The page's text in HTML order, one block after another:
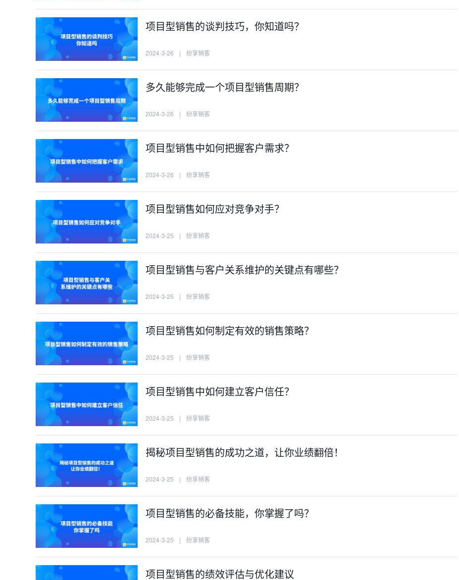
项目型销售的谈判技巧，你知道吗？
2024-3-26 | 纷享销客
多久能够完成一个项目型销售周期？
2024-3-26 | 纷享销客
项目型销售中如何把握客户需求？
2024-3-26 | 纷享销客
项目型销售如何应对竞争对手？
2024-3-25 | 纷享销客
项目型销售与客户关系维护的关键点有哪些？
2024-3-25 | 纷享销客
项目型销售如何制定有效的销售策略？
2024-3-25 | 纷享销客
项目型销售中如何建立客户信任？
2024-3-25 | 纷享销客
揭秘项目型销售的成功之道，让你业绩翻倍！
2024-3-25 | 纷享销客
项目型销售的必备技能，你掌握了吗？
2024-3-25 | 纷享销客
项目型销售的绩效评估与优化建议